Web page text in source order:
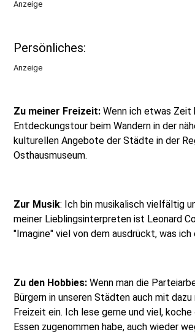
Anzeige
Persönliches:
Anzeige
Zu meiner Freizeit: Wenn ich etwas Zeit
Entdeckungstour beim Wandern in der
kulturellen Angebote der Städte in der
Osthausmuseum.
Zur Musik: Ich bin musikalisch vielfältig
meiner Lieblingsinterpreten ist Leonard
"Imagine" viel von dem ausdrückt, was ich
Zu den Hobbies: Wenn man die
Bürgern in unseren Städten auch mit
Freizeit ein. Ich lese gerne und viel,
Essen zugenommen habe, auch wieder